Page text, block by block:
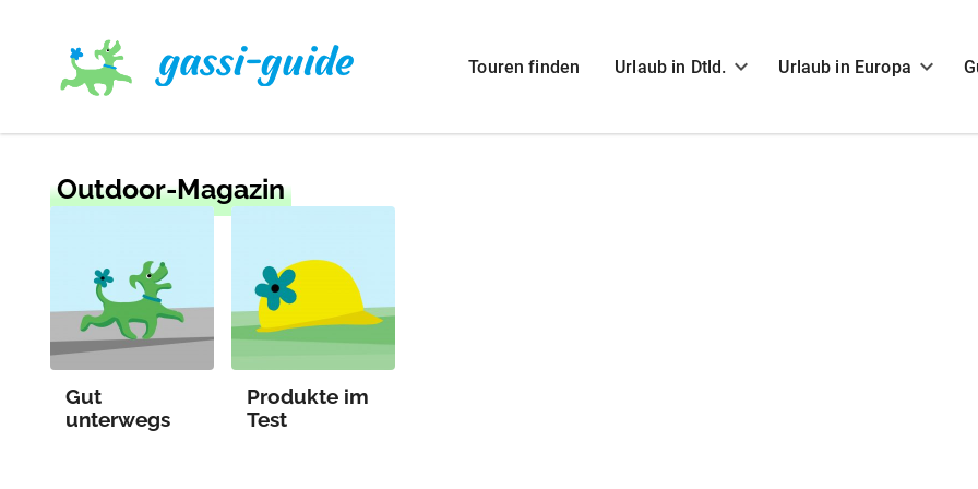
Touren finden Urlaub in Dtld. Urlaub in Europa
Outdoor-Magazin
Gut
unterwegs
Produkte im
Test